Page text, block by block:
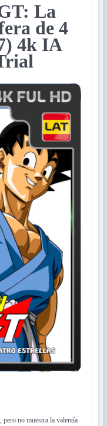
La
de 4
4k IA
no muestra la valentía